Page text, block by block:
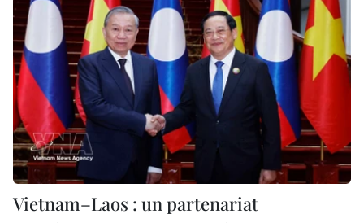
Vietnam–Laos : un partenariat